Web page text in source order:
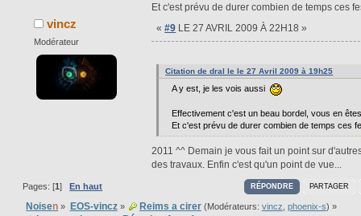
Et c'est prévu de durer combien de temps ces
vincz
Modérateur
«#9 LE 27 AVRIL 2009 À 22H18 »
Citation de dral le le 27 Avril 2009 à 19h25
A y est, je les vois aussi
Effectivement c'est un beau bordel, vous en
Et c'est prévu de durer combien de temps ces
2011 ^^ Demain je vous fait un point sur
des travaux. Enfin c'est qu'un point de vue...
RÉPONDRE PARTAGER
Pages: [1]En haut
Noisen » EOS-vincz» Reims a cirer(Modérateurs: vincz phoenix-s) »